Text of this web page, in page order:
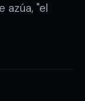
azúa, "el